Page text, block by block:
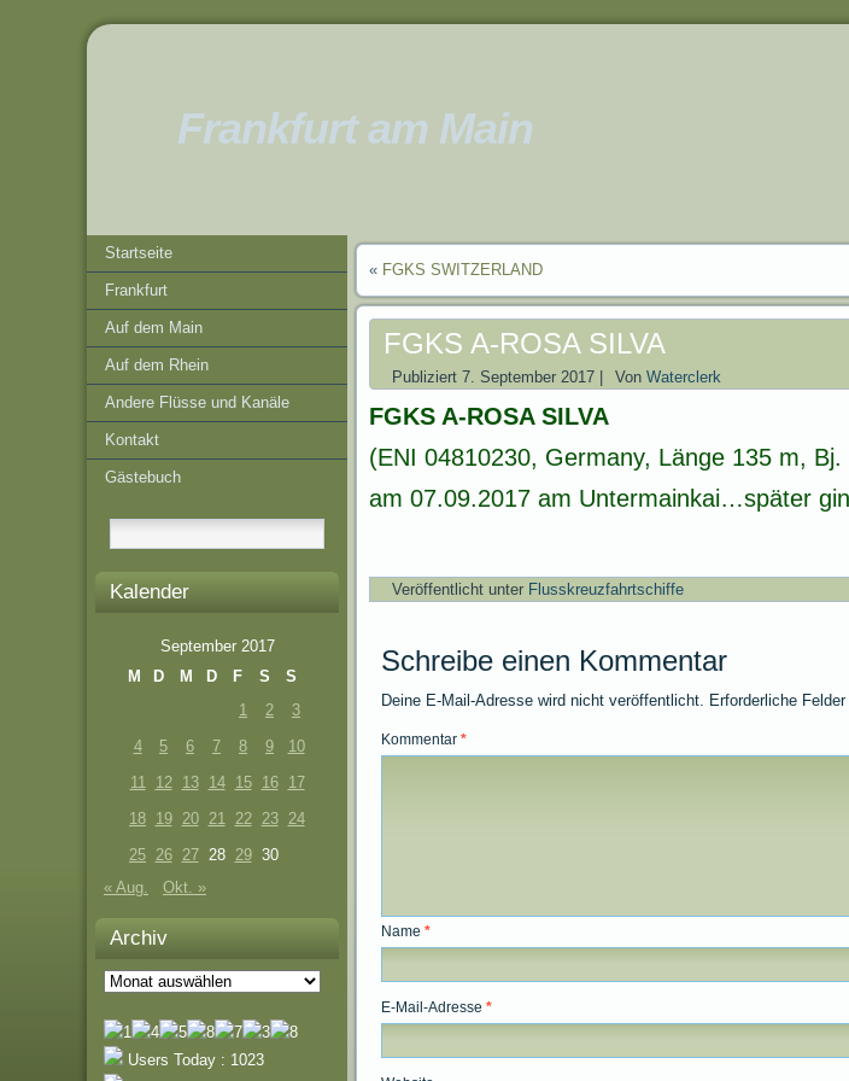
Frankfurt am Main
Startseite
Frankfurt
Auf dem Main
Auf dem Rhein
Andere Flüsse und Kanäle
Kontakt
Gästebuch
Kalender
September 2017
M
D M D F S
S
1
2
3
4
5 6 7 8 9
10
11
12 13 14 15 16
17
18 19 20 21 22 23 24
25 26 27 28 29 30
« Aug.
Okt. »
Archiv
Archiv
Users Today : 1023
« FGKS SWITZERLAND
FGKS A-ROSA SILVA
Publiziert 7. September 2017 Von Waterclerk
FGKS A-ROSA SILVA
(ENI 04810230, Germany, Länge 135 m, Bj.
am 07.09.2017 am Untermainkai…später
Veröffentlicht unter Flusskreuzfahrtschiffe
Schreibe einen Kommentar
Deine E-Mail-Adresse wird nicht veröffentlicht. Erforderliche
Kommentar *
Name *
E-Mail-Adresse *